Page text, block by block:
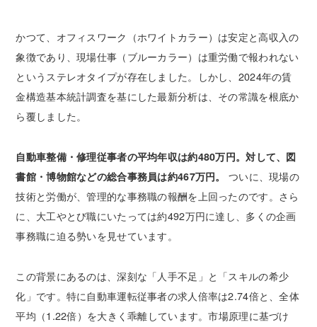
かつて、オフィスワーク（ホワイトカラー）は安定と高収入の
象徴であり、現場仕事（ブルーカラー）は重労働で報われない
というステレオタイプが存在しました。しかし、2024年の賃
金構造基本統計調査を基にした最新分析は、その常識を根底か
ら覆しました。
自動車整備・修理従事者の平均年収は約480万円。対して、図
書館・博物館などの総合事務員は約467万円。
ついに、現場の
技術と労働が、管理的な事務職の報酬を上回ったのです。さら
に、大工やとび職にいたっては約492万円に達し、多くの企画
事務職に迫る勢いを見せています。
この背景にあるのは、深刻な「人手不足」と「スキルの希少
化」です。特に自動車運転従事者の求人倍率は2.74倍と、全体
平均（1.22倍）を大きく乖離しています。市場原理に基づけ